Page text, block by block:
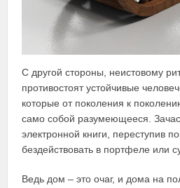
С другой стороны, неистовому
противостоят устойчивые
которые от поколения к
само собой разумеющееся.
электронной книги, переступив
бездействовать в портфеле или
Ведь дом – это очаг, и дома на